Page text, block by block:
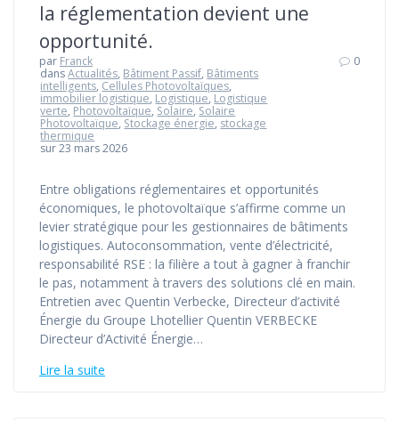
la réglementation devient une
opportunité.
par Franck
dansActualités, Bâtiment Passif, Bâtiments
intelligents, Cellules Photovoltaïques,
immobilier logistique, Logistique, Logistique
verte, Photovoltaïque, Solaire, Solaire
Photovoltaïque, Stockage énergie, stockage
thermique
sur 23 mars 2026
0
Entre obligations réglementaires et opportunités
économiques, le photovoltaïque s’affirme comme un
levier stratégique pour les gestionnaires de bâtiments
logistiques. Autoconsommation, vente d’électricité,
responsabilité RSE : la filière a tout à gagner à franchir
le pas, notamment à travers des solutions clé en main.
Entretien avec Quentin Verbecke, Directeur d’activité
Énergie du Groupe Lhotellier Quentin VERBECKE
Directeur d’Activité Énergie…
Lire la suite